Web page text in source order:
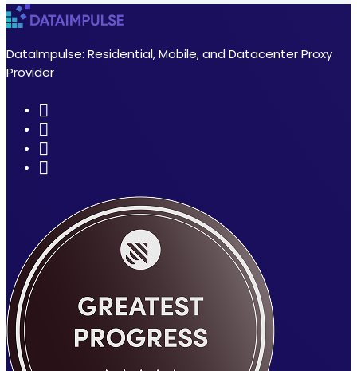
DataImpulse: Residential, Mobile, and Datacenter Proxy
Provider